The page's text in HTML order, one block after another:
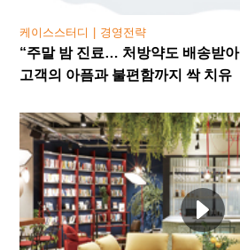
케이스스터디 경영전략
“주말 밤 진료… 처방약도 배송받아
고객의 아픔과 불편함까지 싹 치유